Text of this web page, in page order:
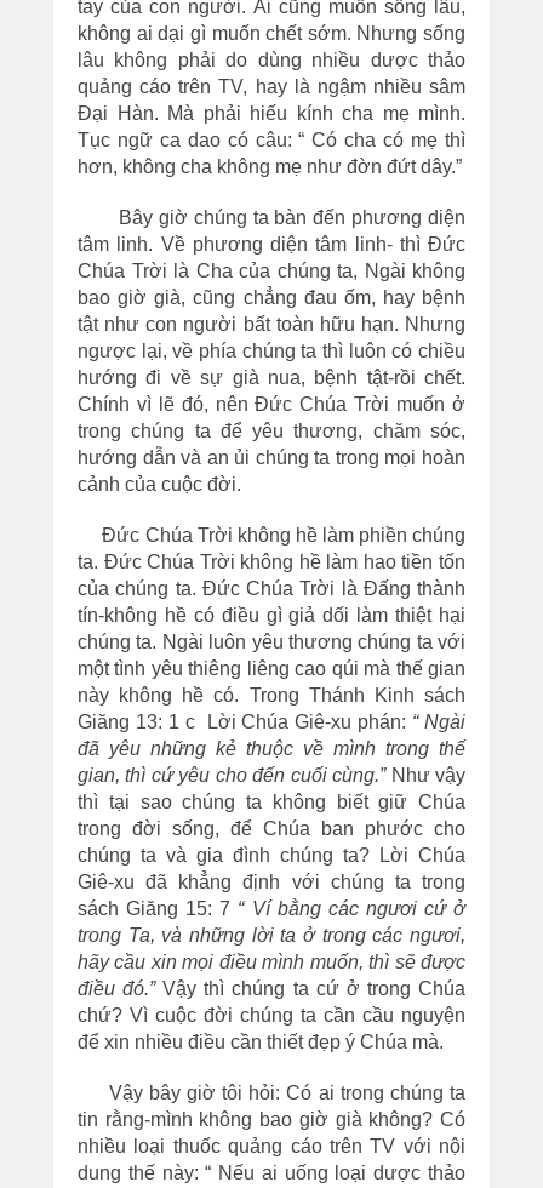
tay của con người. Ai cũng muốn sống lâu,
không ai dại gì muốn chết sớm. Nhưng sống
lâu không phải do dùng nhiều dược thảo
quảng cáo trên TV, hay là ngậm nhiều sâm
Đại Hàn. Mà phải hiếu kính cha mẹ mình.
Tục ngữ ca dao có câu: “ Có cha có mẹ thì
hơn, không cha không mẹ như đờn đứt dây.”
Bây giờ chúng ta bàn đến phương diện
tâm linh. Về phương diện tâm linh- thì Đức
Chúa Trời là Cha của chúng ta, Ngài không
bao giờ già, cũng chẳng đau ốm, hay bệnh
tật như con người bất toàn hữu hạn. Nhưng
ngược lại, về phía chúng ta thì luôn có chiều
hướng đi về sự già nua, bệnh tật-rồi chết.
Chính vì lẽ đó, nên Đức Chúa Trời muốn ở
trong chúng ta để yêu thương, chăm sóc,
hướng dẫn và an ủi chúng ta trong mọi hoàn
cảnh của cuộc đời.
Đức Chúa Trời không hề làm phiền chúng
ta. Đức Chúa Trời không hề làm hao tiền tốn
của chúng ta. Đức Chúa Trời là Đấng thành
tín-không hề có điều gì giả dối làm thiệt hại
chúng ta. Ngài luôn yêu thương chúng ta với
một tình yêu thiêng liêng cao qúi mà thế gian
này không hề có. Trong Thánh Kinh sách
Giăng 13: 1 c Lời Chúa Giê-xu phán: “ Ngài
đã yêu những kẻ thuộc về mình trong thế
gian, thì cứ yêu cho đến cuối cùng.”Như vậy
thì tại sao chúng ta không biết giữ Chúa
trong đời sống, để Chúa ban phước cho
chúng ta và gia đình chúng ta? Lời Chúa
Giê-xu đã khẳng định với chúng ta trong
sách Giăng 15: 7 “ Ví bằng các ngươi cứ ở
trong Ta, và những lời ta ở trong các ngươi,
hãy cầu xin mọi điều mình muốn, thì sẽ được
điều đó.”Vậy thì chúng ta cứ ở trong Chúa
chứ? Vì cuộc đời chúng ta cần cầu nguyện
để xin nhiều điều cần thiết đẹp ý Chúa mà.
Vậy bây giờ tôi hỏi: Có ai trong chúng ta
tin rằng-mình không bao giờ già không? Có
nhiều loại thuốc quảng cáo trên TV với nội
dung thế này: “ Nếu ai uống loại dược thảo